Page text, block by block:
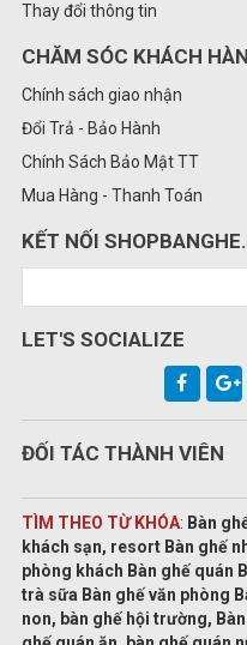
Thay đổi thông tin
CHĂM SÓC KHÁCH
Chính sách giao nhận
Đổi Trả - Bảo Hành
Chính Sách Bảo Mật TT
Mua Hàng - Thanh Toán
KẾT NỐI
LET'S SOCIALIZE
ĐỐI TÁC THÀNH VIÊN
TÌM THEO TỪ KHÓA: Bàn
khách sạn, resort Bàn ghế
phòng khách Bàn ghế quán
trà sữa Bàn ghế văn phòng
non, bàn ghế hội trường,